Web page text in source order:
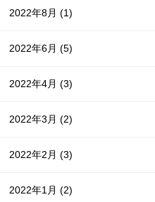
2022年8月(1)
2022年6月(5)
2022年4月(3)
2022年3月(2)
2022年2月(3)
2022年1月(2)